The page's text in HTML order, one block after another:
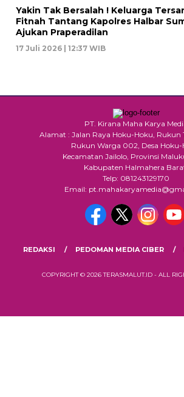
Yakin Tak Bersalah ! Keluarga
Fitnah Tantang Kapolres Halbar
Ajukan Praperadilan
17 Juli 2026 | 12:37 WIB
PT. Kirana Maha Karya
Alamat : Jalan Raya Hoku-Hoku, Rukun
Rukun Warga 002, Desa Hoku-
Kecamatan Jailolo, Provinsi
Kabupaten Halmahera
Telp: 081243129170
Email:
REDAKSI PEDOMAN MEDIA CIBER
COPYRIGHT © 2026 TERASMALUT.ID - ALL